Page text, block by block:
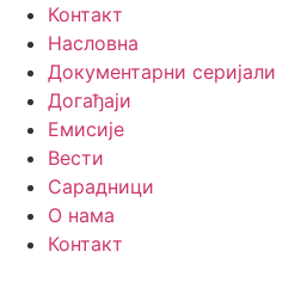
Контакт
Насловна
Документарни серијали
Догађаји
Емисије
Вести
Сарадници
О нама
Контакт